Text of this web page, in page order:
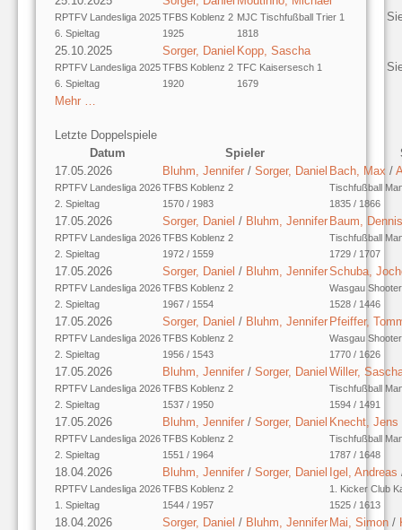
RPTFV Landesliga 2025
6. Spieltag
TFBS Koblenz 2
1925
MJC Tischfußball Trier 1
1818
25.10.2025
RPTFV Landesliga 2025
6. Spieltag
Sorger, Daniel
TFBS Koblenz 2
1920
Kopp, Sascha
TFC Kaisersesch 1
1679
Mehr …
Letzte Doppelspiele
Datum
Spieler
17.05.2026
RPTFV Landesliga 2026
2. Spieltag
Bluhm, Jennifer / Sorger, Daniel
TFBS Koblenz 2
1570 / 1983
Bach, Max /
Tischfußball
1835 / 1866
17.05.2026
RPTFV Landesliga 2026
2. Spieltag
Sorger, Daniel / Bluhm, Jennifer
TFBS Koblenz 2
1972 / 1559
Baum, Dennis
Tischfußball
1729 / 1707
17.05.2026
RPTFV Landesliga 2026
2. Spieltag
Sorger, Daniel / Bluhm, Jennifer
TFBS Koblenz 2
1967 / 1554
Schuba,
Wasgau
1528 / 1446
17.05.2026
RPTFV Landesliga 2026
2. Spieltag
Sorger, Daniel / Bluhm, Jennifer
TFBS Koblenz 2
1956 / 1543
Pfeiffer,
Wasgau
1770 / 1626
17.05.2026
RPTFV Landesliga 2026
2. Spieltag
Bluhm, Jennifer / Sorger, Daniel
TFBS Koblenz 2
1537 / 1950
Willer,
Tischfußball
1594 / 1491
17.05.2026
RPTFV Landesliga 2026
2. Spieltag
Bluhm, Jennifer / Sorger, Daniel
TFBS Koblenz 2
1551 / 1964
Knecht, Jens
Tischfußball
1787 / 1648
18.04.2026
RPTFV Landesliga 2026
1. Spieltag
Bluhm, Jennifer / Sorger, Daniel
TFBS Koblenz 2
1544 / 1957
Igel, Andreas
1. Kicker Club
1525 / 1613
18.04.2026 Sorger, Daniel / Bluhm, Jennifer Mai, Simon /